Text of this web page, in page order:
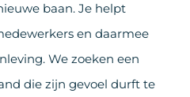
baan. Je helpt
en daarmee
We zoeken een
die zijn gevoel durft te